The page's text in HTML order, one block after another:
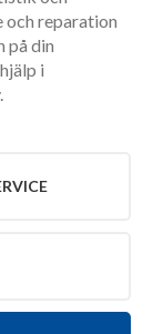
och reparation
på din
i